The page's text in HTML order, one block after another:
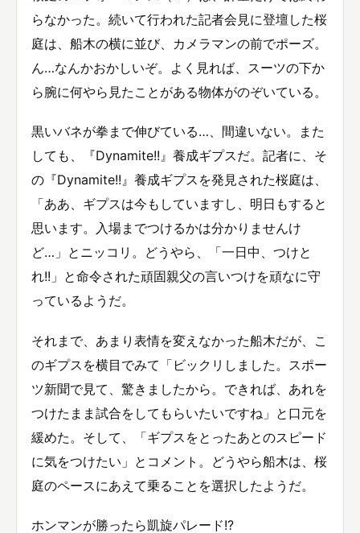
らなかった。続いて行われた記者会見に登壇した桜
庭は、船木の横に並び、カメラマンの前でポーズ。
ん…なんかおかしいぞ。よく見れば、スーツの下か
ら腕に何やら見たことがある物体がのぞいている。
黒いバネが拳まで伸びている…、間違いない。また
しても、『Dynamite!!』養成ギプスだ。記者に、そ
の『Dynamite!!』養成ギプスを発見された桜庭は、
「ああ、ギプスは今もしていますし、明日もすると
思います。入場までつけるかは分かりませんけ
ど…」とニッコリ。どうやら、「一日中、つけと
れ!!」と命令された頑固親父の言いつけを頑なに守
っているようだ。
それまで、あまり表情を変えなかった船木だが、こ
のギプスを横目でみて「ビックリしました。スポー
ツ新聞で見て、驚きましたから。できれば、あれを
つけたまま試合をしてもらいたいですね」と口元を
緩めた。そして、「ギプスをとったあとのスピード
に気をつけたい」とコメント。どうやら船木は、桜
庭のペースにあえて乗ることを選択したようだ。
ホンマンが勝ったら凱旋パレード!?